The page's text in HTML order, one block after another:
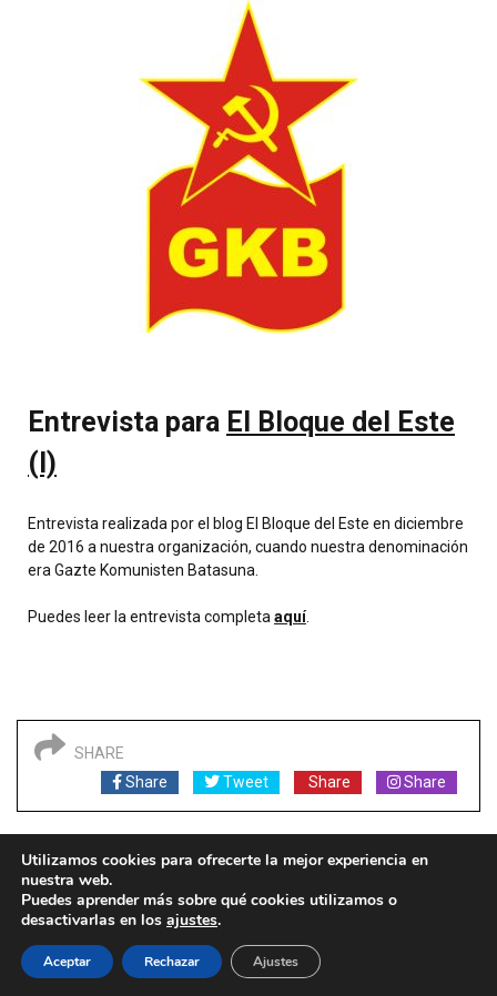
Entrevista para El Bloque del Este
(I)
Entrevista realizada por el blog El Bloque del Este en diciembre
de 2016 a nuestra organización, cuando nuestra denominación
era Gazte Komunisten Batasuna.
Puedes leer la entrevista completaaquí.
SHARE
Share
Tweet Share Share
All Rights Reserved
Utilizamos cookies para ofrecerte la mejor experiencia en
nuestra web.
Puedes aprender más sobre qué cookies utilizamos o
desactivarlas en los ajustes.
Aceptar Rechazar Ajustes